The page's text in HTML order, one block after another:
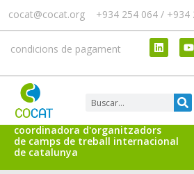
cocat@cocat.org +934 254 064 / +934
condicions de pagament
coordinadora d'organitzadors
de camps de treball internacional
de catalunya